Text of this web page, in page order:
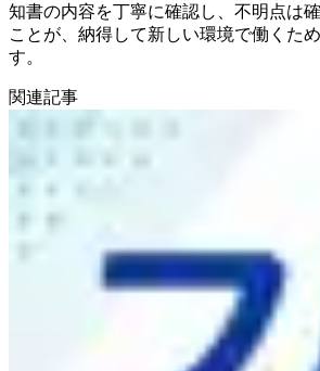
知書の内容を丁寧に確認し、不明点は
ことが、納得して新しい環境で働くた
す。
関連記事